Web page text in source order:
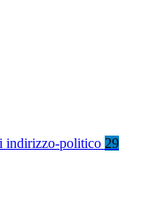
indirizzo-politico 29